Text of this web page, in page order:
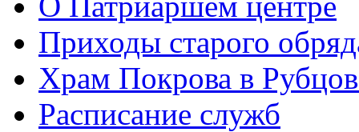
Приходы старого
Храм Покрова в
Расписание служб